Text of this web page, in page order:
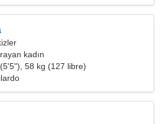
kadın
58 kg (127 libre)